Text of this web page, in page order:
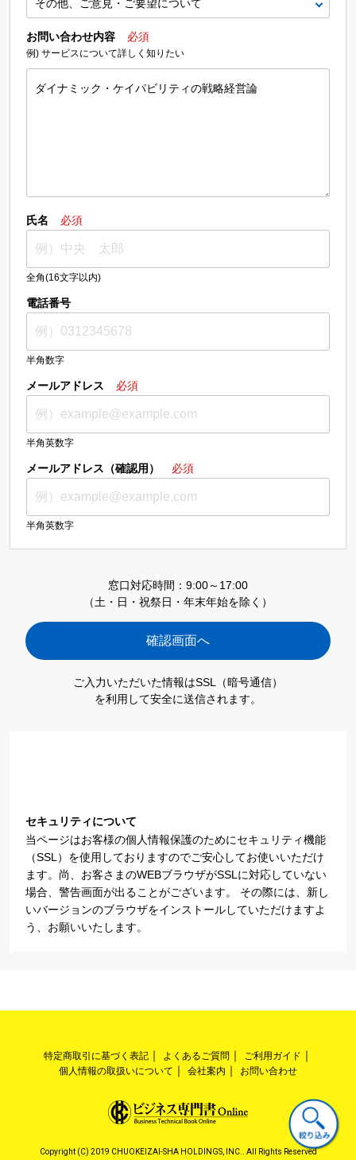
お問い合わせ内容 必須
例) サービスについて詳しく知りたい
氏名 必須
全角(16文字以内)
電話番号
半角数字
メールアドレス 必須
半角英数字
メールアドレス（確認用） 必須
半角英数字
窓口対応時間：9:00～17:00
（土・日・祝祭日・年末年始を除く）
ご入力いただいた情報はSSL（暗号通信）
を利用して安全に送信されます。
セキュリティについて
当ページはお客様の個人情報保護のためにセキュリティ機能
（SSL）を使用しておりますのでご安心してお使いいただけ
ます。尚、お客さまのWEBブラウザがSSLに対応していない
場合、警告画面が出ることがございます。 その際には、新し
いバージョンのブラウザをインストールしていただけますよ
う、お願いいたします。
特定商取引に基づく表記 よくあるご質問
ご利用ガイド
個人情報の取扱いについて
会社案内 お問い合わせ
Copyright (C) 2019 CHUOKEIZAI-SHA HOLDINGS, INC.. All Rights Reserved